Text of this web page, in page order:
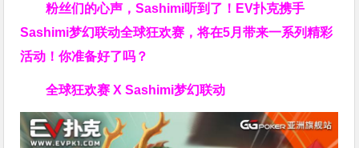
粉丝们的心声，Sashimi听到了！EV扑克携手
Sashimi梦幻联动全球狂欢赛，将在5月带来一系列精彩
活动！你准备好了吗？
全球狂欢赛 X Sashimi梦幻联动